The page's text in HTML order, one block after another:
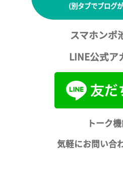
(別タブでブログ
スマホンポ
LINE公式ア
トーク
気軽にお問い合